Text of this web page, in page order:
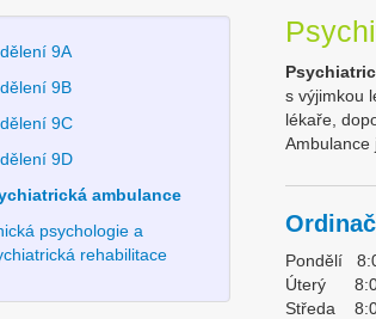
9A
9B
9C
9D
ambulance
psychologie a
rehabilitace
s výjimkou
lékaře,
Ambulance
Pondělí
Úterý
Středa